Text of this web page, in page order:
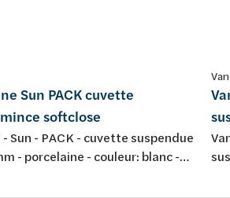
Sun PACK cuvette
softclose
Sun - PACK - cuvette suspendue
- porcelaine - couleur: blanc -